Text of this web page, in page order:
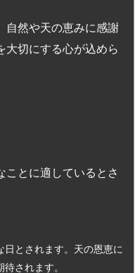
自然や天の恵みに感謝
大切にする心が込めら
ことに適しているとさ
日とされます。天の恩恵に
されます。